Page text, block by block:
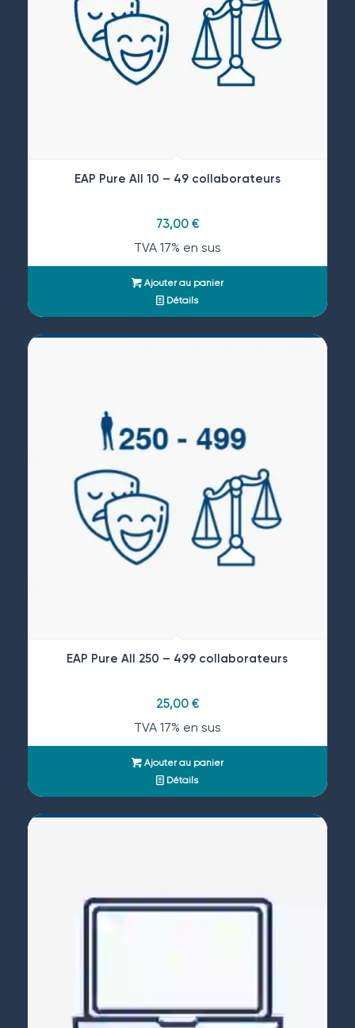
EAP Pure All 10 – 49 collaborateurs
73,00 €
TVA 17% en sus
Ajouter au panier
Détails
EAP Pure All 250 – 499 collaborateurs
25,00 €
TVA 17% en sus
Ajouter au panier
Détails